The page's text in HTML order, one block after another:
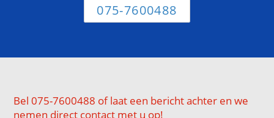
075-7600488
Bel 075-7600488 of laat een bericht achter en we
nemen direct contact met u op!